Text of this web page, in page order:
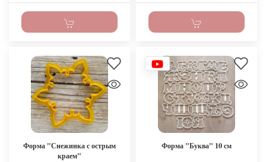
Форма "Снежинка с острым
краем"
Форма "Буква" 10 см